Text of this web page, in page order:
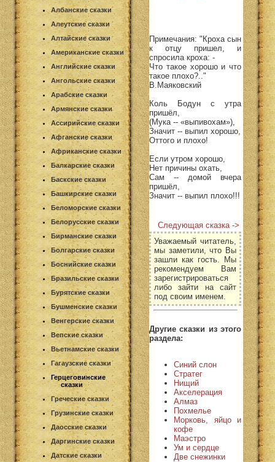
Албанские сказки
Алеутские сказки
Алтайские сказки
Американские сказки
Английские сказки
Ангольские сказки
Арабские сказки
Армянские сказки
Ассирийские сказки
Афганские сказки
Африканские сказки
Балкарские сказки
Баскские сказки
Башкирские сказки
Беломорские сказки
Белорусские сказки
Бирманские сказки
Болгарские сказки
Боснийские сказки
Бразильские сказки
Бурятские сказки
Бушменские сказки
Венгерские сказки
Вепские сказки
Вьетнамские сказки
Гагаузские сказки
Герцеговинские
сказки
Греческие сказки
Грузинские сказки
Даосские сказки
Даргинские сказки
Датские сказки
Примечания: "Кроха сын
к отцу пришел, и
спросила кроха: -
Что такое хорошо и что
такое плохо?.."
В.Маяковский
Коль Бодун с утра
пришёл,
(Мука -- «выпивохам»),
Значит -- выпил хорошо,
Оттого и плохо!
Если утром хорошо,
Нет причины охать,
Сам -- домой вчера
пришёл,
Значит -- выпил плохо!!!
Следующая сказка ->
Уважаемый читатель,
мы заметили, что Вы
зашли как гость. Мы
рекомендуем Вам
зарегистрироваться
либо зайти на сайт
под своим именем.
Другие сказки из этого
раздела:
Синий слон
Стратег
Нищий
Акселерация
Алмаз
Похмелье
Морковь, яйцо и
кофе
Маэстро
Ум и сердце
Две снежинки